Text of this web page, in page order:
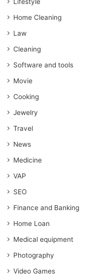
Lifestyle
Home Cleaning
Law
Cleaning
Software and tools
Movie
Cooking
Jewelry
Travel
News
Medicine
VAP
SEO
Finance and Banking
Home Loan
Medical equipment
Photography
Video Games